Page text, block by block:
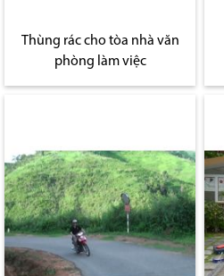
Thùng rác cho tòa nhà văn
phòng làm việc